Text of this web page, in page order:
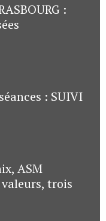
:
: SUIVI
ASM
trois